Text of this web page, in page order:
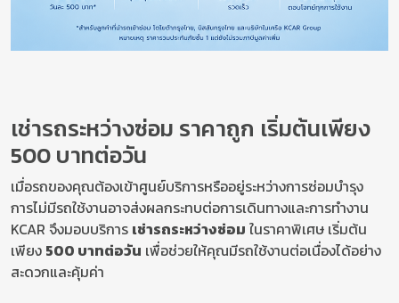
เช่ารถระหว่างซ่อม ราคาถูก เริ่มต้นเพียง
500 บาทต่อวัน
เมื่อรถของคุณต้องเข้าศูนย์บริการหรืออยู่ระหว่างการซ่อมบำรุง
การไม่มีรถใช้งานอาจส่งผลกระทบต่อการเดินทางและการทำงาน
KCAR จึงมอบบริการ เช่ารถระหว่างซ่อม ในราคาพิเศษ เริ่มต้น
เพียง 500 บาทต่อวัน เพื่อช่วยให้คุณมีรถใช้งานต่อเนื่องได้อย่าง
สะดวกและคุ้มค่า